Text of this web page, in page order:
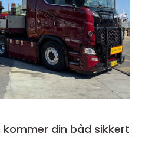
din båd sikkert